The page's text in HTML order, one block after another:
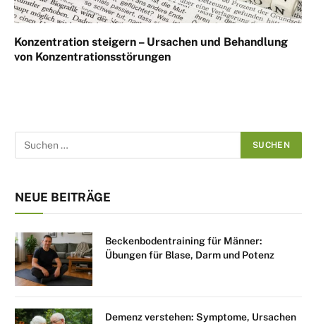
Konzentration steigern – Ursachen und Behandlung
von Konzentrationsstörungen
NEUE BEITRÄGE
Beckenbodentraining für Männer:
Übungen für Blase, Darm und Potenz
Demenz verstehen: Symptome, Ursachen